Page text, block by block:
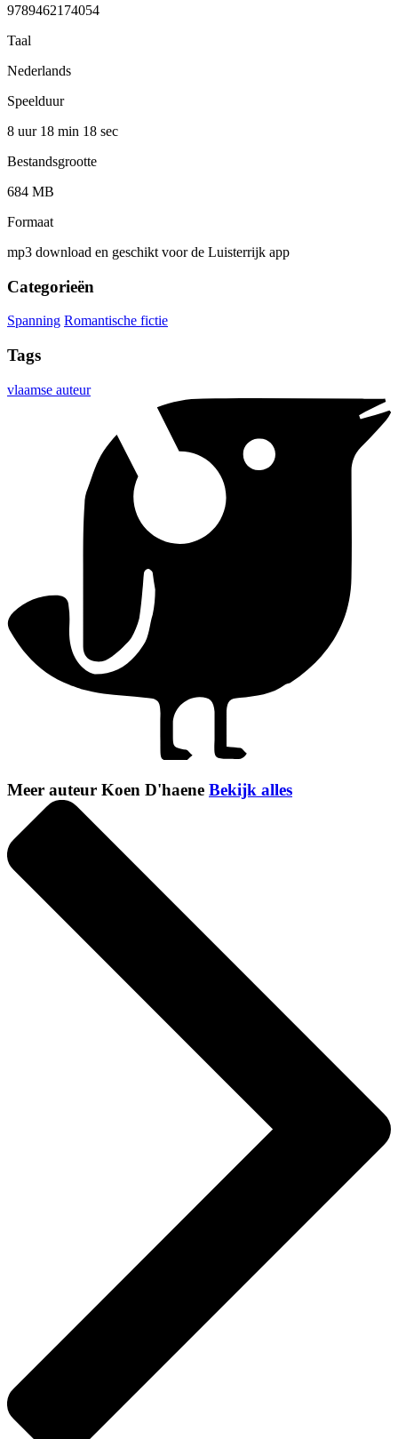
9789462174054
Taal
Nederlands
Speelduur
8 uur 18 min 18 sec
Bestandsgrootte
684 MB
Formaat
mp3 download en geschikt voor de Luisterrijk app
Categorieën
Spanning Romantische fictie
Tags
vlaamse auteur
Meer auteur Koen D'haene Bekijk alles